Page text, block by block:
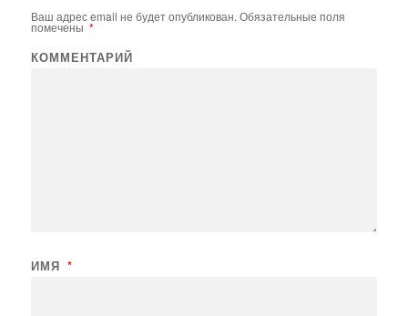
Ваш адрес email не будет опубликован. Обязательные поля
помечены *
КОММЕНТАРИЙ
ИМЯ *